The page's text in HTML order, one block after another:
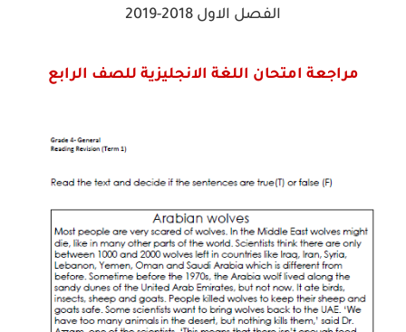
الفصل الاول 2018-2019
مراجعة امتحان اللغة الانجليزية للصف الرابع